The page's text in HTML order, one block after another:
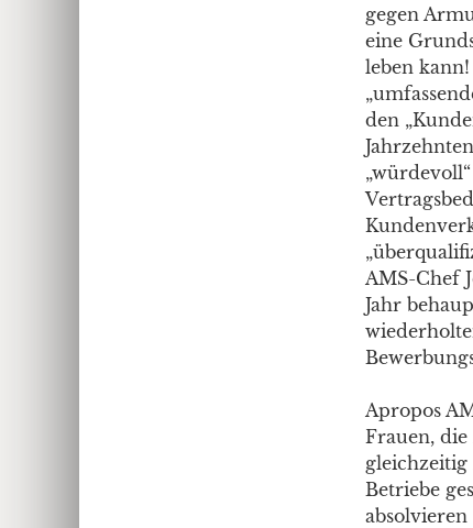
gegen
eine
leben
den
AMS-Chef
Jahr
Apropos
Frauen,
gleichzeitig
Betriebe